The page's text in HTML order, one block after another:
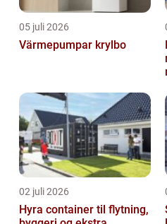
05 juli 2026
Värmepumpar krylbo
02 juli 2026
Hyra container til flytning,